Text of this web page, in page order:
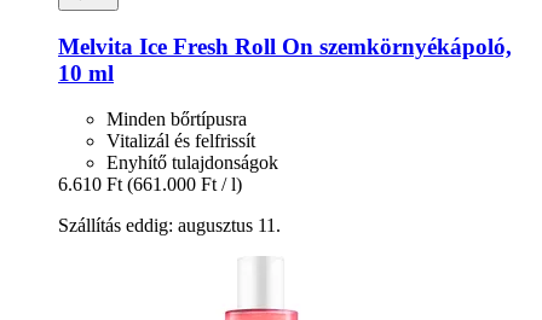
Melvita Ice Fresh Roll On szemkörnyékápoló,
10 ml
Minden bőrtípusra
Vitalizál és felfrissít
Enyhítő tulajdonságok
6.610 Ft (661.000 Ft / l)
Szállítás eddig: augusztus 11.